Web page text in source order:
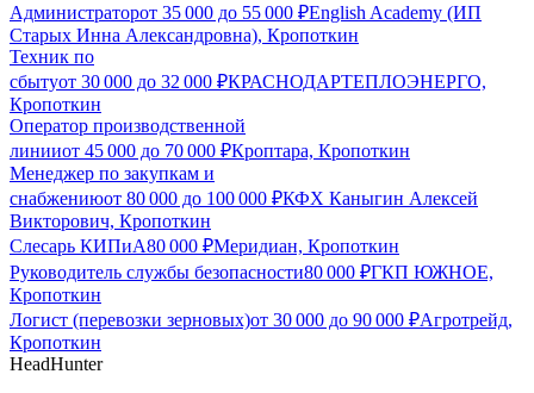
Администраторот 35 000 до 55 000 ₽English Academy (ИП
Старых Инна Александровна), Кропоткин
Техник по
сбытуот 30 000 до 32 000 ₽КРАСНОДАРТЕПЛОЭНЕРГО,
Кропоткин
Оператор производственной
линииот 45 000 до 70 000 ₽Кроптара, Кропоткин
Менеджер по закупкам и
снабжениюот 80 000 до 100 000 ₽КФХ Каныгин Алексей
Викторович, Кропоткин
Слесарь КИПиА80 000 ₽Меридиан, Кропоткин
Руководитель службы безопасности80 000 ₽ГКП ЮЖНОЕ,
Кропоткин
Логист (перевозки зерновых)от 30 000 до 90 000 ₽Агротрейд,
Кропоткин
HeadHunter